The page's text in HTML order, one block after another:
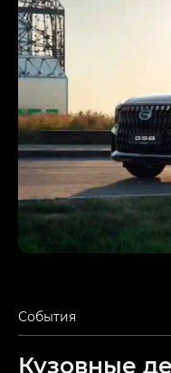
События
Кузовные